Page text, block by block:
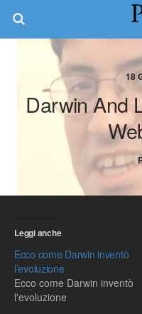
18
Darwin And
Leggi anche
Ecco come Darwin inventò
l’evoluzione
Ecco come Darwin inventò
l'evoluzione